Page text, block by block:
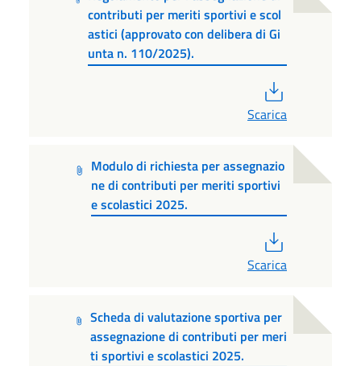
contributi per meriti sportivi e scol
astici (approvato con delibera di Gi
unta n. 110/2025).
Scarica
Modulo di richiesta per assegnazio
ne di contributi per meriti sportivi
e scolastici 2025.
Scarica
Scheda di valutazione sportiva per
assegnazione di contributi per meri
ti sportivi e scolastici 2025.